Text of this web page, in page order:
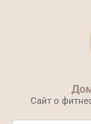
Сайт о